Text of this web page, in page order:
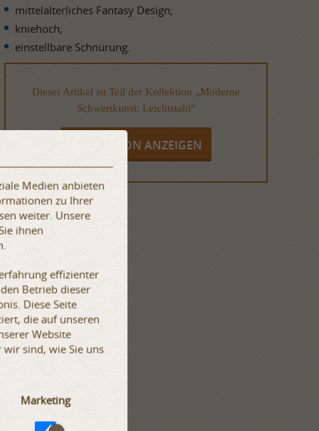
mittelalterliches Fantasy Design;
kniehoch;
einstellbare Schnürung.
Dieser Artikel ist Teil der Kollektion „Moderne
Schwertkunst: Leichtstahl“
KOLLEKTION ANZEIGEN
Medien anbieten
zu Ihrer
weiter. Unsere
ihnen
effizienter
Betrieb dieser
Diese Seite
die auf unseren
Website
sind, wie Sie uns
Marketing